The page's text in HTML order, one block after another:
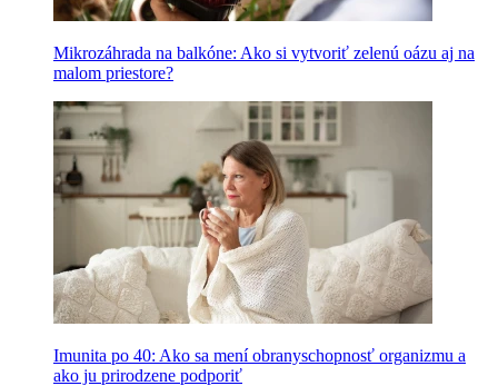
Mikrozáhrada na balkóne: Ako si vytvoriť zelenú oázu aj na
malom priestore?
Imunita po 40: Ako sa mení obranyschopnosť organizmu a
ako ju prirodzene podporiť